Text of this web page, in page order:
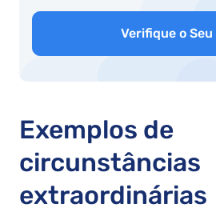
Verifique o Seu
Exemplos de
circunstâncias
extraordinárias